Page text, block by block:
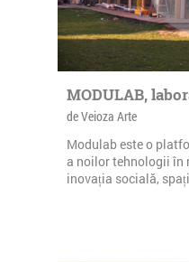
MODULAB,
de Veioza Arte
Modulab este o
a noilor tehnologii în
inovația socială,